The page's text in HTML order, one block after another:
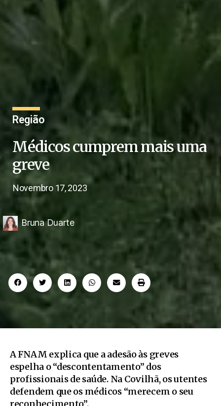
Região
Médicos cumprem mais uma
greve
Novembro 17, 2023
Bruna Duarte
A FNAM explica que a adesão às greves
espelha o “descontentamento” dos
profissionais de saúde. Na Covilhã, os utentes
defendem que os médicos “merecem o seu